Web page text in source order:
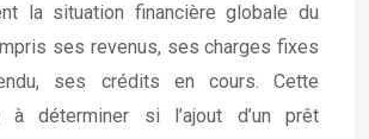
la situation financière globale du
ses revenus, ses charges fixes
ses crédits en cours. Cette
à déterminer si l’ajout d’un prêt